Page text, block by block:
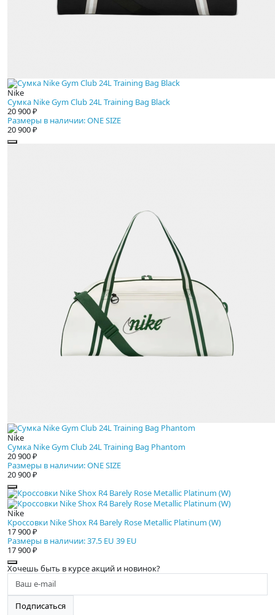
Nike
Сумка Nike Gym Club 24L Training Bag Black
20 900 ₽
Размеры в наличии: ONE SIZE
20 900 ₽
Nike
Сумка Nike Gym Club 24L Training Bag Phantom
20 900 ₽
Размеры в наличии: ONE SIZE
20 900 ₽
Nike
Кроссовки Nike Shox R4 Barely Rose Metallic Platinum (W)
17 900 ₽
Размеры в наличии: 37.5 EU 39 EU
17 900 ₽
Хочешь быть в курсе акций и новинок?
Подписаться